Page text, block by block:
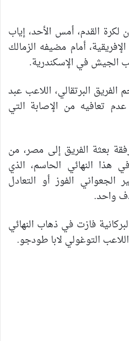
القدم، أمس الأحد، إياب
أمام مضيفه الزمالك
الجيش في الإسكندرية.
البرتقالي، اللاعب عبد
تعافيه من الإصابة التي
بعثة الفريق إلى مصر، من
هذا النهائي الحاسم، الذي
الفوز أو التعادل
واحد.
فازت في ذهاب النهائي
التوغولي لابا طودجو.